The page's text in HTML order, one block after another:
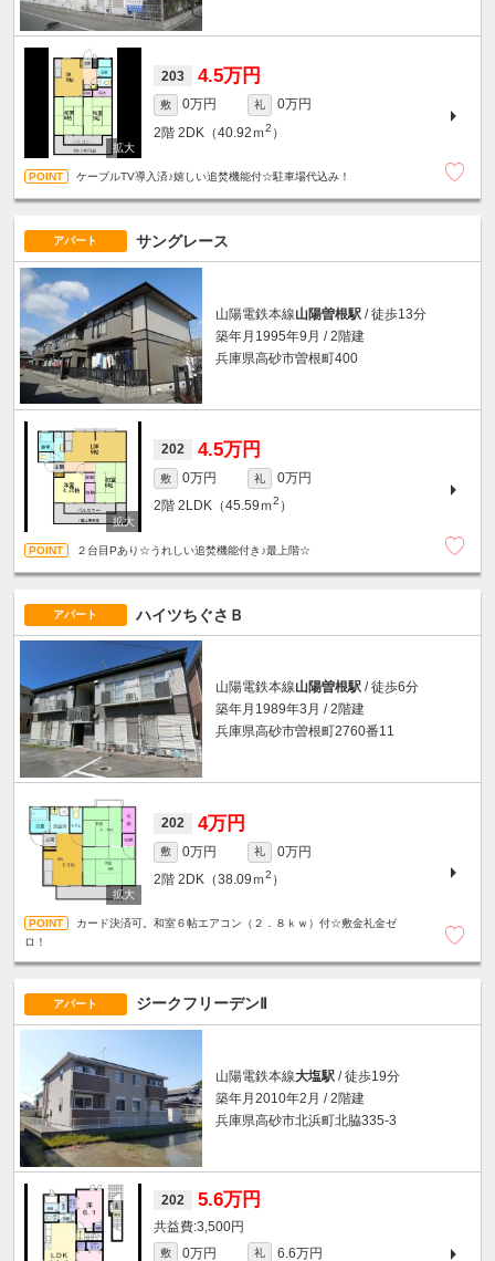
203 4.5万円
敷 0万円 礼
0万円
2階 2DK（40.92ｍ2 ）
ケーブルTV導入済♪嬉しい追焚機能付☆駐車場代込み！
アパート サングレース
山陽電鉄本線山陽曽根駅 / 徒歩13分
築年月1995年9月 / 2階建
兵庫県高砂市曽根町400
202 4.5万円
敷 0万円 礼
0万円
2階 2LDK（45.59ｍ2 ）
２台目Pあり☆うれしい追焚機能付き♪最上階☆
アパート ハイツちぐさＢ
山陽電鉄本線山陽曽根駅 / 徒歩6分
築年月1989年3月 / 2階建
兵庫県高砂市曽根町2760番11
202 4万円
敷 0万円 礼
0万円
2階 2DK（38.09ｍ2 ）
カード決済可。和室６帖エアコン（２．８ｋｗ）付☆敷金礼金ゼ
ロ！
アパート ジークフリーデンⅡ
山陽電鉄本線大塩駅 / 徒歩19分
築年月2010年2月 / 2階建
兵庫県高砂市北浜町北脇335-3
202 5.6万円
3,500円
敷 0万円 礼 6.6万円